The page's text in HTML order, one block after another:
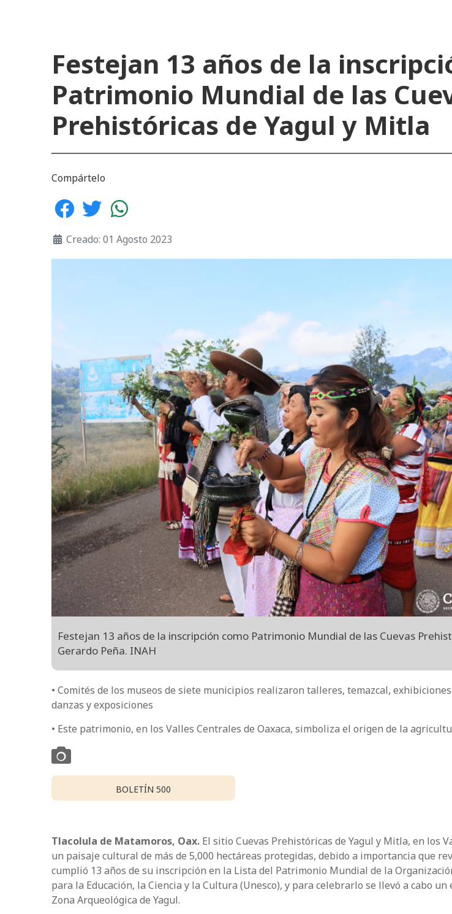
Festejan 13 años de la
Patrimonio Mundial de las
Prehistóricas de Yagul y Mitla
Compártelo
Creado: 01 Agosto 2023
Festejan 13 años de la inscripción como Patrimonio Mundial de las Cuevas
Gerardo Peña. INAH
• Comités de los museos de siete municipios realizaron talleres, temazcal,
danzas y exposiciones
• Este patrimonio, en los Valles Centrales de Oaxaca, simboliza el origen de la
BOLETÍN 500
Tlacolula de Matamoros, Oax. El sitio Cuevas Prehistóricas de Yagul y Mitla, en los
un paisaje cultural de más de 5,000 hectáreas protegidas, debido a importancia que
cumplió 13 años de su inscripción en la Lista del Patrimonio Mundial de la
para la Educación, la Ciencia y la Cultura (Unesco), y para celebrarlo se llevó a cabo
Zona Arqueológica de Yagul.